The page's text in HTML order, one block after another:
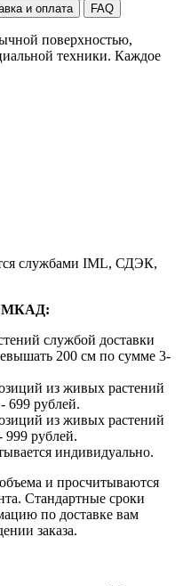
и оплата FAQ
поверхностью,
техники. Каждое
службами IML, СДЭК,
МКАД:
службой доставки
200 см по сумме 3-
из живых растений
699 рублей.
из живых растений
рублей.
индивидуально.
и просчитываются
Стандартные сроки
по доставке вам
заказа.